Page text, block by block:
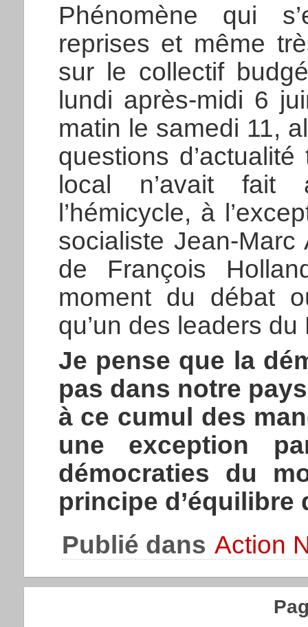
Phénomène qui
reprises et même
sur le collectif
lundi après-midi 6
matin le samedi 11,
questions
local n’avait fait
l’hémicycle, à
socialiste Jean-Marc
de François
moment du débat
qu’un des leaders du
Je pense que la
pas dans notre
à ce cumul des
une exception
démocraties du
principe d’équilibre
Publié dans Action